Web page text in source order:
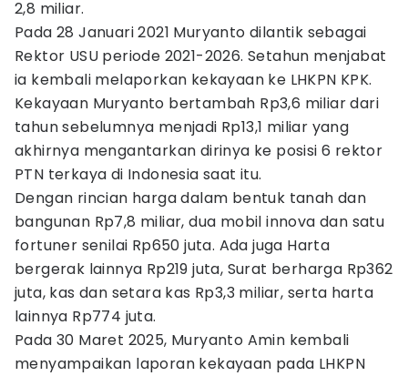
2,8 miliar.
Pada 28 Januari 2021 Muryanto dilantik sebagai
Rektor USU periode 2021-2026. Setahun menjabat
ia kembali melaporkan kekayaan ke LHKPN KPK.
Kekayaan Muryanto bertambah Rp3,6 miliar dari
tahun sebelumnya menjadi Rp13,1 miliar yang
akhirnya mengantarkan dirinya ke posisi 6 rektor
PTN terkaya di Indonesia saat itu.
Dengan rincian harga dalam bentuk tanah dan
bangunan Rp7,8 miliar, dua mobil innova dan satu
fortuner senilai Rp650 juta. Ada juga Harta
bergerak lainnya Rp219 juta, Surat berharga Rp362
juta, kas dan setara kas Rp3,3 miliar, serta harta
lainnya Rp774 juta.
Pada 30 Maret 2025, Muryanto Amin kembali
menyampaikan laporan kekayaan pada LHKPN